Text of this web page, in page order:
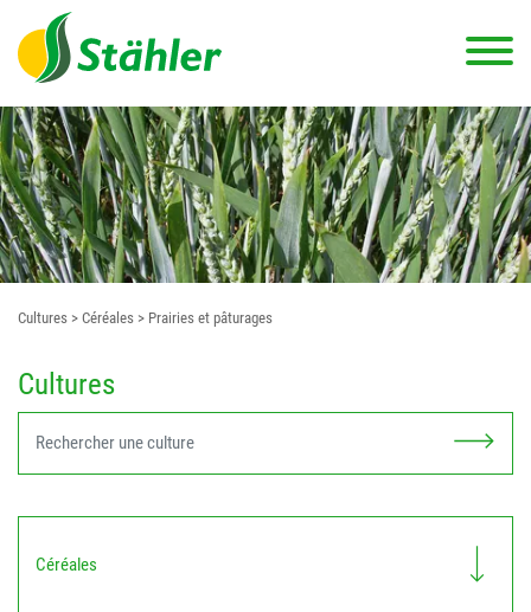
Cultures > Céréales > Prairies et pâturages
Cultures
Céréales